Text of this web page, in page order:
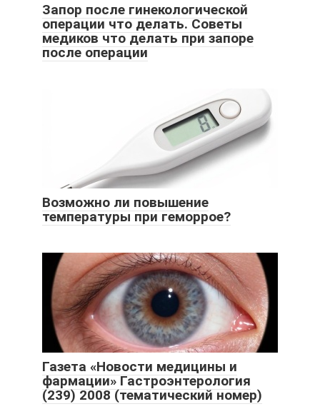
Запор после гинекологической
операции что делать. Советы
медиков что делать при запоре
после операции
Возможно ли повышение
температуры при геморрое?
Газета «Новости медицины и
фармации» Гастроэнтерология
(239) 2008 (тематический номер)